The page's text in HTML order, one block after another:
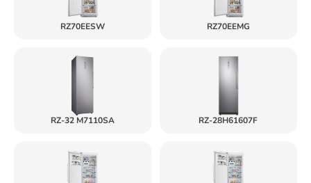
RZ70EESW RZ70EEMG
RZ-32 M7110SA RZ-28H61607F